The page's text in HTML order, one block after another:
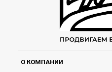
О КОМПАНИИ